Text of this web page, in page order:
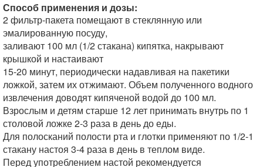
Способ применения и дозы:
2 фильтр-пакета помещают в стеклянную или
эмалированную посуду,
заливают 100 мл (1/2 стакана) кипятка, накрывают
крышкой и настаивают
15-20 минут, периодически надавливая на пакетики
ложкой, затем их отжимают. Объем полученного водного
извлечения доводят кипяченой водой до 100 мл.
Взрослым и детям старше 12 лет принимать внутрь по 1
столовой ложке 2-3 раза в день до еды.
Для полосканий полости рта и глотки применяют по 1/2-1
стакану настоя 3-4 раза в день в теплом виде.
Перед употреблением настой рекомендуется